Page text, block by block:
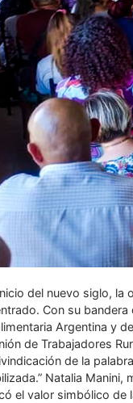
del nuevo siglo, la
Con su bandera
Argentina y
de Trabajadores
de la
Natalia
el valor simbólico de